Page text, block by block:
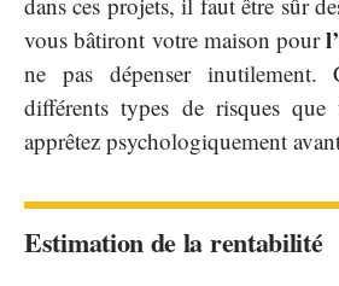
vous bâtiront votre maison pour
ne pas dépenser inutilement.
différents types de risques
apprêtez psychologiquement
Estimation de la rentabilité